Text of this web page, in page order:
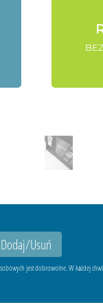
jest dobrowolne. W każdej